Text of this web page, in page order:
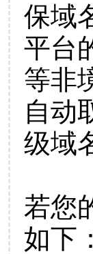
保域
平台
等非
自动
级域
若您
如下：